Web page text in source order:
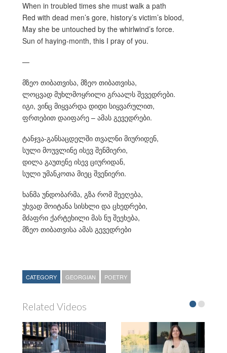
When in troubled times she must walk a path
Red with dead men’s gore, history’s victim’s blood,
May she be untouched by the whirlwind’s force.
Sun of haying-month, this I pray of you.
—
მზეო თიბათვისა, მზეო თიბათვისა,
ლოცვად მუხლმოყრილი გრაალს შევედრები.
იგი, ვინც მიყვარდა დიდი სიყვარულით,
ფრთებით დაიფარე – ამას გევედრები.
ტანჯვა-განსაცდელში თვალნი მიურიდენ,
სული მოუვლინე ისევ შენმიერი,
დილა გაუთენე ისევ ციურიდან,
სული უმანკოთა მიეც შვენიერი.
ხანმა უნდობარმა, გზა რომ შეეღება,
უხვად მოიტანა სისხლი და ცხედრები,
მძაფრი ქარტეხილი მას ნუ შეეხება,
მზეო თიბათვისა ამას გევედრები
CATEGORY GEORGIAN POETRY
Related Videos